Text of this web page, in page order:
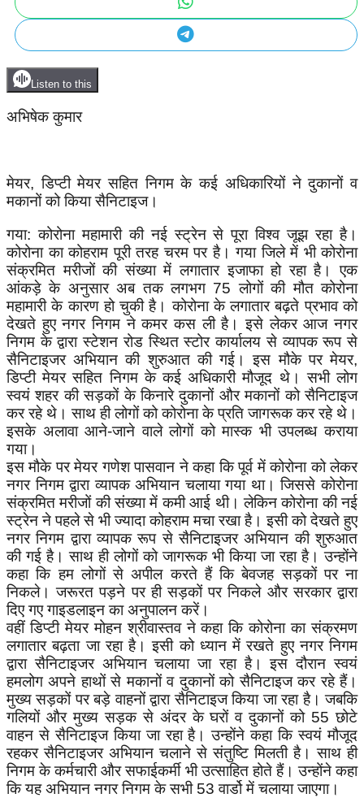
Listen to this
अभिषेक कुमार
मेयर, डिप्टी मेयर सहित निगम के कई अधिकारियों ने दुकानों व
मकानों को किया सैनिटाइज।
गया: कोरोना महामारी की नई स्ट्रेन से पूरा विश्व जूझ रहा है।
कोरोना का कोहराम पूरी तरह चरम पर है। गया जिले में भी कोरोना
संक्रमित मरीजों की संख्या में लगातार इजाफा हो रहा है। एक
आंकड़े के अनुसार अब तक लगभग 75 लोगों की मौत कोरोना
महामारी के कारण हो चुकी है। कोरोना के लगातार बढ़ते प्रभाव को
देखते हुए नगर निगम ने कमर कस ली है। इसे लेकर आज नगर
निगम के द्वारा स्टेशन रोड स्थित स्टोर कार्यालय से व्यापक रूप से
सैनिटाइजर अभियान की शुरुआत की गई। इस मौके पर मेयर,
डिप्टी मेयर सहित निगम के कई अधिकारी मौजूद थे। सभी लोग
स्वयं शहर की सड़कों के किनारे दुकानों और मकानों को सैनिटाइज
कर रहे थे। साथ ही लोगों को कोरोना के प्रति जागरूक कर रहे थे।
इसके अलावा आने-जाने वाले लोगों को मास्क भी उपलब्ध कराया
गया।
इस मौके पर मेयर गणेश पासवान ने कहा कि पूर्व में कोरोना को लेकर
नगर निगम द्वारा व्यापक अभियान चलाया गया था। जिससे कोरोना
संक्रमित मरीजों की संख्या में कमी आई थी। लेकिन कोरोना की नई
स्ट्रेन ने पहले से भी ज्यादा कोहराम मचा रखा है। इसी को देखते हुए
नगर निगम द्वारा व्यापक रूप से सैनिटाइजर अभियान की शुरुआत
की गई है। साथ ही लोगों को जागरूक भी किया जा रहा है। उन्होंने
कहा कि हम लोगों से अपील करते हैं कि बेवजह सड़कों पर ना
निकले। जरूरत पड़ने पर ही सड़कों पर निकले और सरकार द्वारा
दिए गए गाइडलाइन का अनुपालन करें।
वहीं डिप्टी मेयर मोहन श्रीवास्तव ने कहा कि कोरोना का संक्रमण
लगातार बढ़ता जा रहा है। इसी को ध्यान में रखते हुए नगर निगम
द्वारा सैनिटाइजर अभियान चलाया जा रहा है। इस दौरान स्वयं
हमलोग अपने हाथों से मकानों व दुकानों को सैनिटाइज कर रहे हैं।
मुख्य सड़कों पर बड़े वाहनों द्वारा सैनिटाइज किया जा रहा है। जबकि
गलियों और मुख्य सड़क से अंदर के घरों व दुकानों को 55 छोटे
वाहन से सैनिटाइज किया जा रहा है। उन्होंने कहा कि स्वयं मौजूद
रहकर सैनिटाइजर अभियान चलाने से संतुष्टि मिलती है। साथ ही
निगम के कर्मचारी और सफाईकर्मी भी उत्साहित होते हैं। उन्होंने कहा
कि यह अभियान नगर निगम के सभी 53 वार्डो में चलाया जाएगा।